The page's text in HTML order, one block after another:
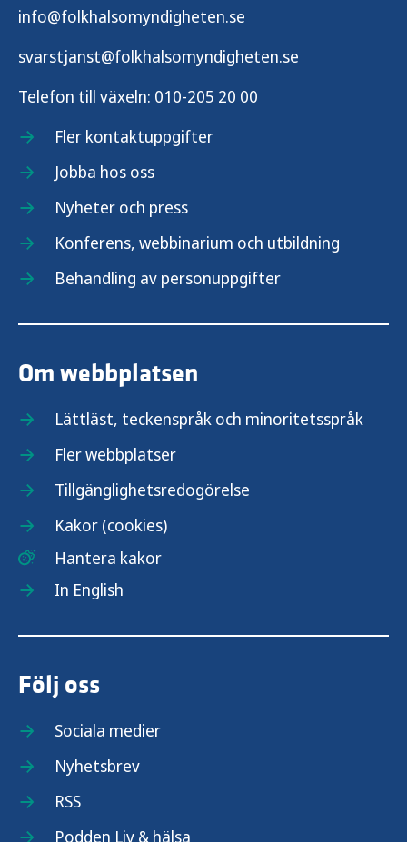
info@folkhalsomyndigheten.se
svarstjanst@folkhalsomyndigheten.se
Telefon till växeln: 010-205 20 00
Fler kontaktuppgifter
Jobba hos oss
Nyheter och press
Konferens, webbinarium och utbildning
Behandling av personuppgifter
Om webbplatsen
Lättläst, teckenspråk och minoritetsspråk
Fler webbplatser
Tillgänglighetsredogörelse
Kakor (cookies)
Hantera kakor
In English
Följ oss
Sociala medier
Nyhetsbrev
RSS
Podden Liv & hälsa